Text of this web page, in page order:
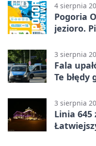
4 sierpnia
Pogoria
jezioro.
3 sierpnia
Fala
Te błędy
3 sierpnia
Linia